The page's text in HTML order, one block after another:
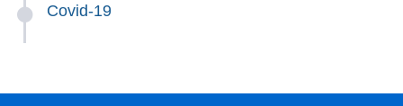
Covid-19